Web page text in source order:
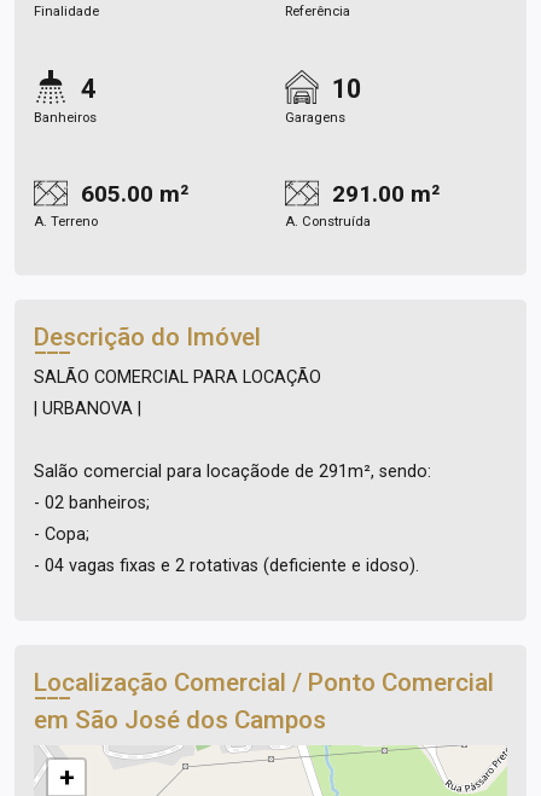
Finalidade Referência
4
Banheiros
10
Garagens
605.00 m²
A. Terreno
291.00 m²
A. Construída
Descrição do Imóvel
SALÃO COMERCIAL PARA LOCAÇÃO
| URBANOVA |
Salão comercial para locaçãode de 291m², sendo:
- 02 banheiros;
- Copa;
- 04 vagas fixas e 2 rotativas (deficiente e idoso).
Localização Comercial / Ponto Comercial
em São José dos Campos
+